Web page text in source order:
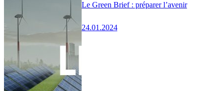
Le Green Brief : préparer l’avenir
24.01.2024